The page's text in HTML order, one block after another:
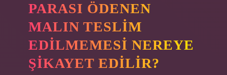
PARASI ÖDENEN
MALIN TESLIM
EDILMEMESI NEREYE
ŞIKAYET EDILIR?